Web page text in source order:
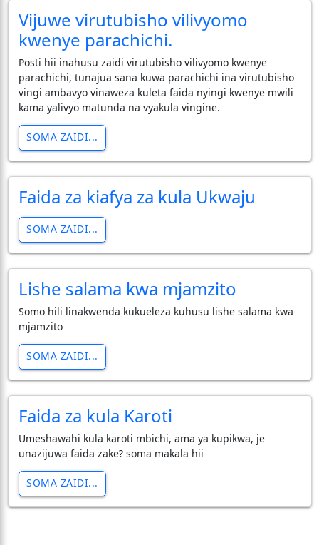
Vijuwe virutubisho vilivyomo
kwenye parachichi.
Posti hii inahusu zaidi virutubisho vilivyomo kwenye
parachichi, tunajua sana kuwa parachichi ina virutubisho
vingi ambavyo vinaweza kuleta faida nyingi kwenye mwili
kama yalivyo matunda na vyakula vingine.
SOMA ZAIDI...
Faida za kiafya za kula Ukwaju
SOMA ZAIDI...
Lishe salama kwa mjamzito
Somo hili linakwenda kukueleza kuhusu lishe salama kwa
mjamzito
SOMA ZAIDI...
Faida za kula Karoti
Umeshawahi kula karoti mbichi, ama ya kupikwa, je
unazijuwa faida zake? soma makala hii
SOMA ZAIDI...